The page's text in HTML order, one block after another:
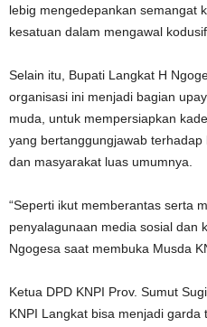
lebig mengedepankan semangat
kesatuan dalam mengawal
Selain itu, Bupati Langkat H
organisasi ini menjadi bagian
muda, untuk mempersiapkan
yang bertanggungjawab
dan masyarakat luas umumnya.
“Seperti ikut memberantas serta
penyalagunaan media sosial dan
Ngogesa saat membuka Musda
Ketua DPD KNPI Prov. Sumut
KNPI Langkat bisa menjadi